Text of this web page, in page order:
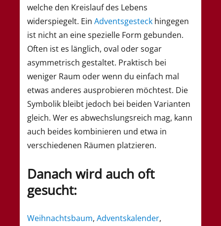
welche den Kreislauf des Lebens
widerspiegelt. Ein Adventsgesteck hingegen
ist nicht an eine spezielle Form gebunden.
Often ist es länglich, oval oder sogar
asymmetrisch gestaltet. Praktisch bei
weniger Raum oder wenn du einfach mal
etwas anderes ausprobieren möchtest. Die
Symbolik bleibt jedoch bei beiden Varianten
gleich. Wer es abwechslungsreich mag, kann
auch beides kombinieren und etwa in
verschiedenen Räumen platzieren.
Danach wird auch oft
gesucht:
Weihnachtsbaum, Adventskalender,